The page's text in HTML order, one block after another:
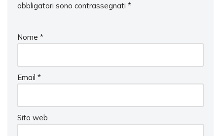
obbligatori sono contrassegnati *
Nome *
Email *
Sito web